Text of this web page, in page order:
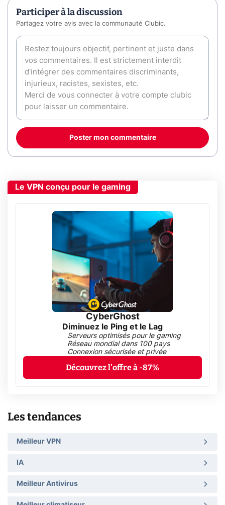
Participer à la discussion
Partagez votre avis avec la communauté Clubic.
Poster mon commentaire
Le VPN conçu pour le gaming
CyberGhost
Diminuez le Ping et le Lag
Serveurs optimisés pour le gaming
Réseau mondial dans 100 pays
Connexion sécurisée et privée
Découvrez l'offre à -87%
Les tendances
Meilleur VPN
IA
Meilleur Antivirus